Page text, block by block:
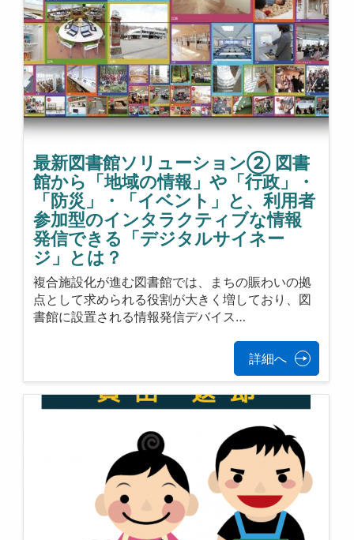
最新図書館ソリューション② 図書
館から「地域の情報」や「行政」・
「防災」・「イベント」と、利用者
参加型のインタラクティブな情報
発信できる「デジタルサイネー
ジ」とは？
複合施設化が進む図書館では、まちの賑わいの拠
点として求められる役割が大きく増しており、図
書館に設置される情報発信デバイス…
詳細へ